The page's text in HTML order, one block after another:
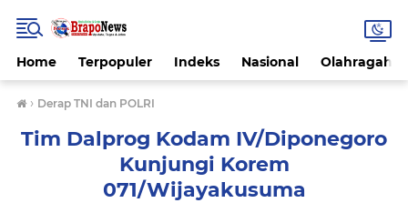
Home Terpopuler Indeks Nasional Olahragah
› Derap TNI dan POLRI
Tim Dalprog Kodam IV/Diponegoro
Kunjungi Korem
071/Wijayakusuma